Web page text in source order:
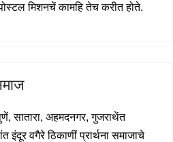
मिशनचें कामहि तेच करीत होते.
सातारा, अहमदनगर, गुजराथेंत
इंदूर वगैरे ठिकाणीं प्रार्थना समाजाचे